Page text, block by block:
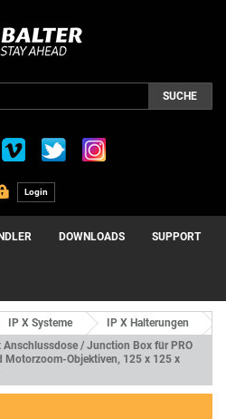
SUCHE
Login
DOWNLOADS SUPPORT
IP X Systeme
IP X Halterungen
Anschlussdose / Junction Box für PRO
Motorzoom-Objektiven, 125 x 125 x